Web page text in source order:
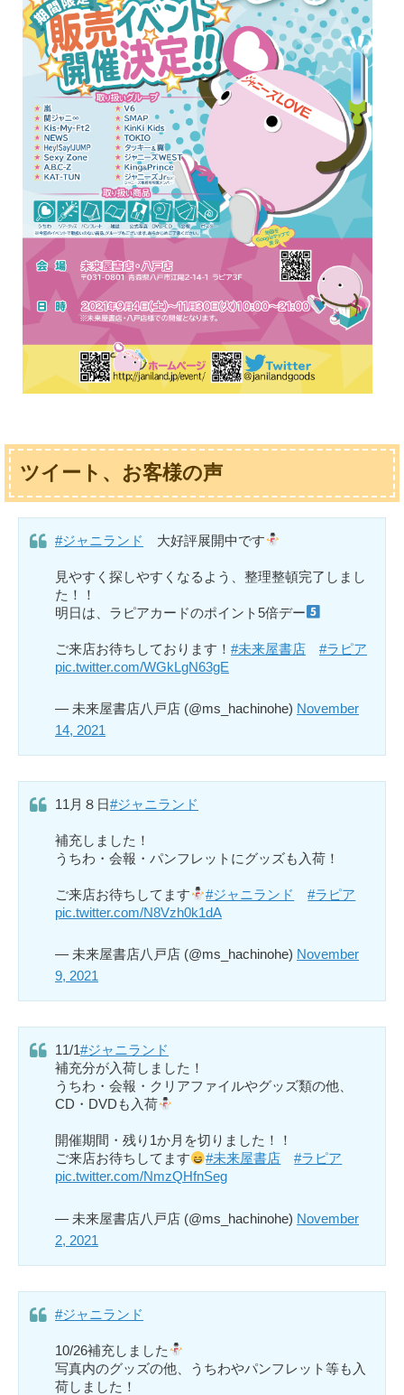
ツイート、お客様の声
#ジャニランド 大好評展開中です
見やすく探しやすくなるよう、整理整頓完了しまし
た！！
明日は、ラピアカードのポイント5倍デー
ご来店お待ちしております！ #未来屋書店
#ラピア
pic.twitter.com/WGkLgN63gE
— 未来屋書店八戸店 (@ms_hachinohe) November
14, 2021
11月８日#ジャニランド
補充しました！
うちわ・会報・パンフレットにグッズも入荷！
ご来店お待ちしてます #ジャニランド
#ラピア
pic.twitter.com/N8Vzh0k1dA
— 未来屋書店八戸店 (@ms_hachinohe) November
9, 2021
11/1#ジャニランド
補充分が入荷しました！
うちわ・会報・クリアファイルやグッズ類の他、
CD・DVDも入荷
開催期間・残り1か月を切りました！！
ご来店お待ちしてます
#未来屋書店
#ラピア
pic.twitter.com/NmzQHfnSeg
— 未来屋書店八戸店 (@ms_hachinohe) November
2, 2021
#ジャニランド
10/26補充しました
写真内のグッズの他、うちわやパンフレット等も入
荷しました！